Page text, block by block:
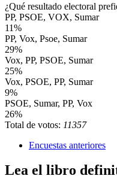
¿Qué resultado electoral
PP, PSOE, VOX, Sumar
11%
PP, Vox, Psoe, Sumar
29%
Vox, PP, PSOE, Sumar
25%
Vox, PSOE, PP, Sumar
9%
PSOE, Sumar, PP, Vox
26%
Total de votos: 11357
Encuestas anteriores
Lea el libro